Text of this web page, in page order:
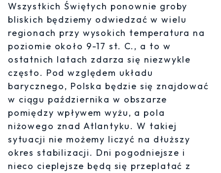
Wszystkich Świętych ponownie groby
bliskich będziemy odwiedzać w wielu
regionach przy wysokich temperatura na
poziomie około 9-17 st. C., a to w
ostatnich latach zdarza się niezwykle
często. Pod względem układu
barycznego, Polska będzie się znajdować
w ciągu października w obszarze
pomiędzy wpływem wyżu, a pola
niżowego znad Atlantyku. W takiej
sytuacji nie możemy liczyć na dłuższy
okres stabilizacji. Dni pogodniejsze i
nieco cieplejsze będą się przeplatać z